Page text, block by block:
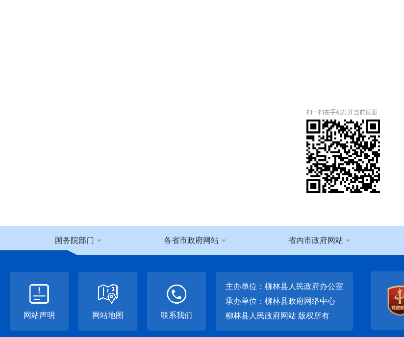
扫一扫在手机打开当前页面
国务院部门 各省市政府网站 省内市政府网站
网站声明 网站地图 联系我们
主办单位：柳林县人民政府办公室
承办单位：柳林县政府网络中心
柳林县人民政府网站 版权所有